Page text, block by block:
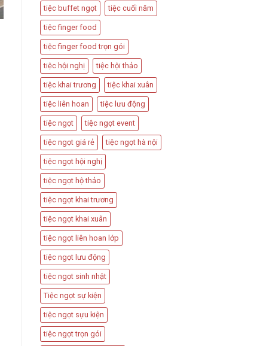
Kiện
Quan
tiệc buffet ngọt tiệc cuối năm
tiệc finger food
tiệc finger food trọn gói
tiệc hội nghị tiệc hội thảo
tiệc khai trương tiệc khai xuân
tiệc liên hoan tiệc lưu động
tiệc ngọt tiệc ngọt event
tiệc ngọt giá rẻ tiệc ngọt hà nội
tiệc ngọt hội nghị
tiệc ngọt hộ thảo
tiệc ngọt khai trương
tiệc ngọt khai xuân
tiệc ngọt liên hoan lớp
tiệc ngọt lưu động
tiệc ngọt sinh nhật
Tiệc ngọt sự kiện
tiệc ngọt sựu kiện
tiệc ngọt trọn gói